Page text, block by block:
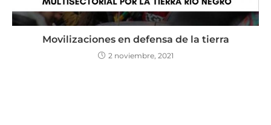
Movilizaciones en defensa de la tierra
2 noviembre, 2021